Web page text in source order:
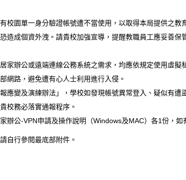
校園單一身分驗證帳號遭不當使用，以取得本局提供之
造成個資外洩。請貴校加強宣導，提醒教職員工應妥善
家辦公或遠端連線公務系統之需求，均應依規定使用虛
網路，避免遭有心人士利用進行入侵。
應變及演練辦法」，學校如發現帳號異常登入、疑似有
校務必落實通報程序。
辦公-VPN申請及操作說明（Windows及MAC）各1份，
自行參閱最底部附件。